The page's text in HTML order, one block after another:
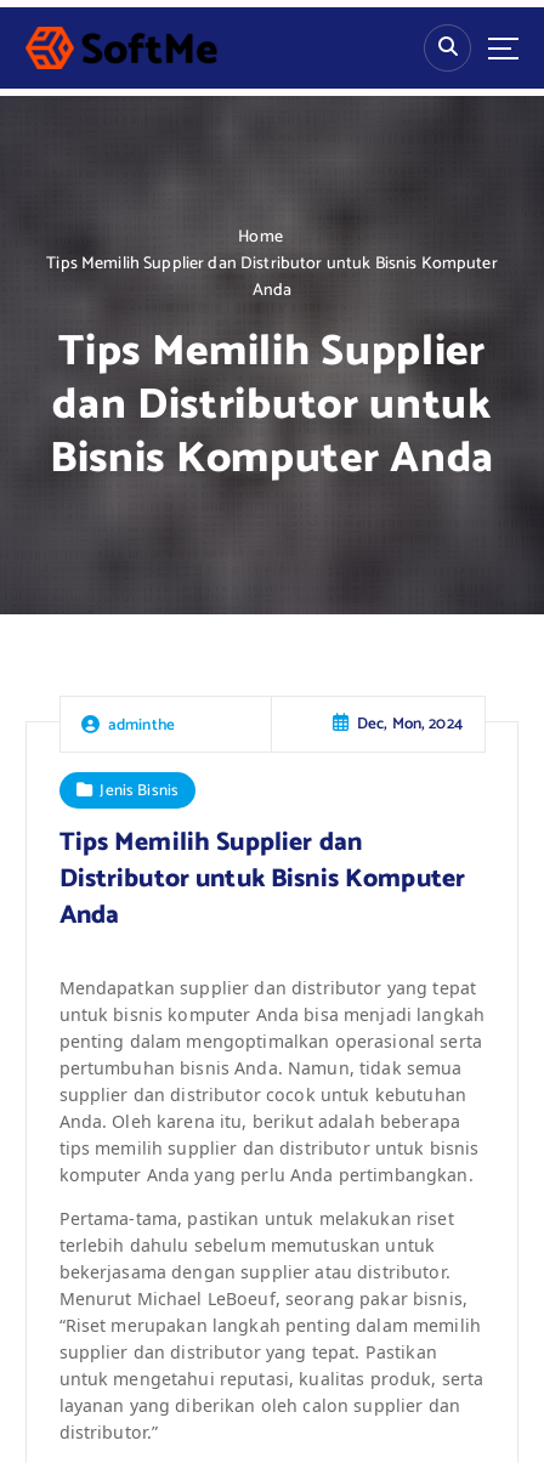
S
p
Home
Tips Memilih Supplier dan Distributor untuk Bisnis Komputer
Anda
Tips Memilih Supplier
dan Distributor untuk
Bisnis Komputer Anda
adminthe Dec, Mon, 2024
Jenis Bisnis
Tips Memilih Supplier dan
Distributor untuk Bisnis Komputer
Anda
Mendapatkan supplier dan distributor yang tepat
untuk bisnis komputer Anda bisa menjadi langkah
penting dalam mengoptimalkan operasional serta
pertumbuhan bisnis Anda. Namun, tidak semua
supplier dan distributor cocok untuk kebutuhan
Anda. Oleh karena itu, berikut adalah beberapa
tips memilih supplier dan distributor untuk bisnis
komputer Anda yang perlu Anda pertimbangkan.
Pertama-tama, pastikan untuk melakukan riset
terlebih dahulu sebelum memutuskan untuk
bekerjasama dengan supplier atau distributor.
Menurut Michael LeBoeuf, seorang pakar bisnis,
“Riset merupakan langkah penting dalam memilih
supplier dan distributor yang tepat. Pastikan
untuk mengetahui reputasi, kualitas produk, serta
layanan yang diberikan oleh calon supplier dan
distributor.”